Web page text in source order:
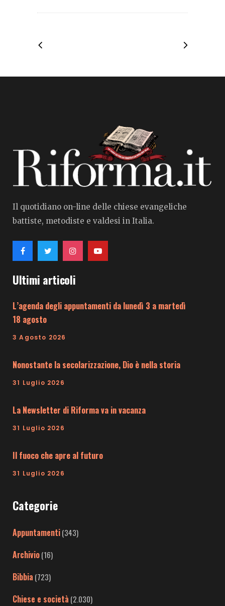
Il quotidiano on-line delle chiese evangeliche
battiste, metodiste e valdesi in Italia.
Ultimi articoli
L’agenda degli appuntamenti da lunedì 3 a martedì
18 agosto
3 Agosto 2026
Nonostante la secolarizzazione, Dio è nella storia
31 Luglio 2026
La Newsletter di Riforma va in vacanza
31 Luglio 2026
Il fuoco che apre al futuro
31 Luglio 2026
Categorie
Appuntamenti(343)
Archivio(16)
Bibbia (723)
Chiese e società (2.030)